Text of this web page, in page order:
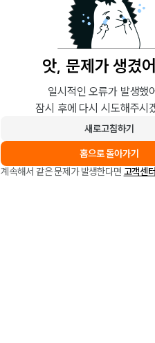
앗, 문제가 생겼
일시적인 오류가 발생했
잠시 후에 다시 시도해주시
새로고침하기
홈으로 돌아가기
계속해서 같은 문제가 발생한다면 고객센터